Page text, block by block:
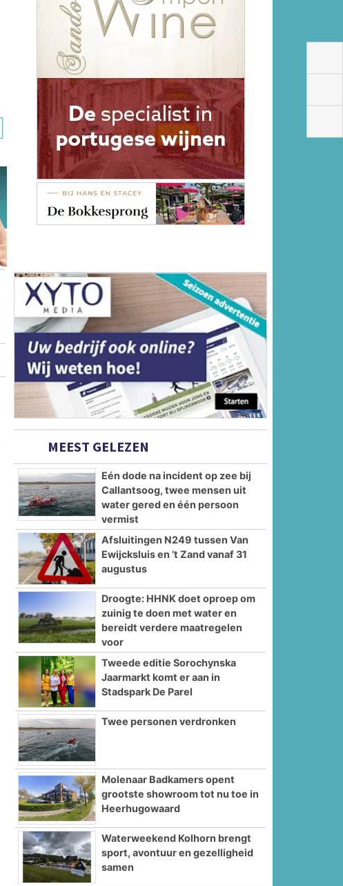
MEEST GELEZEN
Eén dode na incident op zee bij
Callantsoog, twee mensen uit
water gered en één persoon
vermist
Afsluitingen N249 tussen Van
Ewijcksluis en ’t Zand vanaf 31
augustus
Droogte: HHNK doet oproep om
zuinig te doen met water en
bereidt verdere maatregelen
voor
Tweede editie Sorochynska
Jaarmarkt komt er aan in
Stadspark De Parel
Twee personen verdronken
Molenaar Badkamers opent
grootste showroom tot nu toe in
Heerhugowaard
Waterweekend Kolhorn brengt
sport, avontuur en gezelligheid
samen